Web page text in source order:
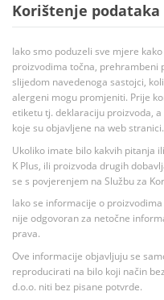
Korištenje podataka
Iako smo poduzeli sve mjere
proizvodima točna, prehrambeni
slijedom navedenoga sastojci,
alergeni mogu promjeniti. Prije
etiketu tj. deklaraciju proizvoda,
koje su objavljene na web stranici.
Ukoliko imate bilo kakvih pitanja
K Plus, ili proizvoda drugih
se s povjerenjem na Službu za
Iako se informacije o
nije odgovoran za netočne
prava.
Ove informacije objavljuju se
reproducirati na bilo koji način
d.o.o. niti bez pisane potvrde.